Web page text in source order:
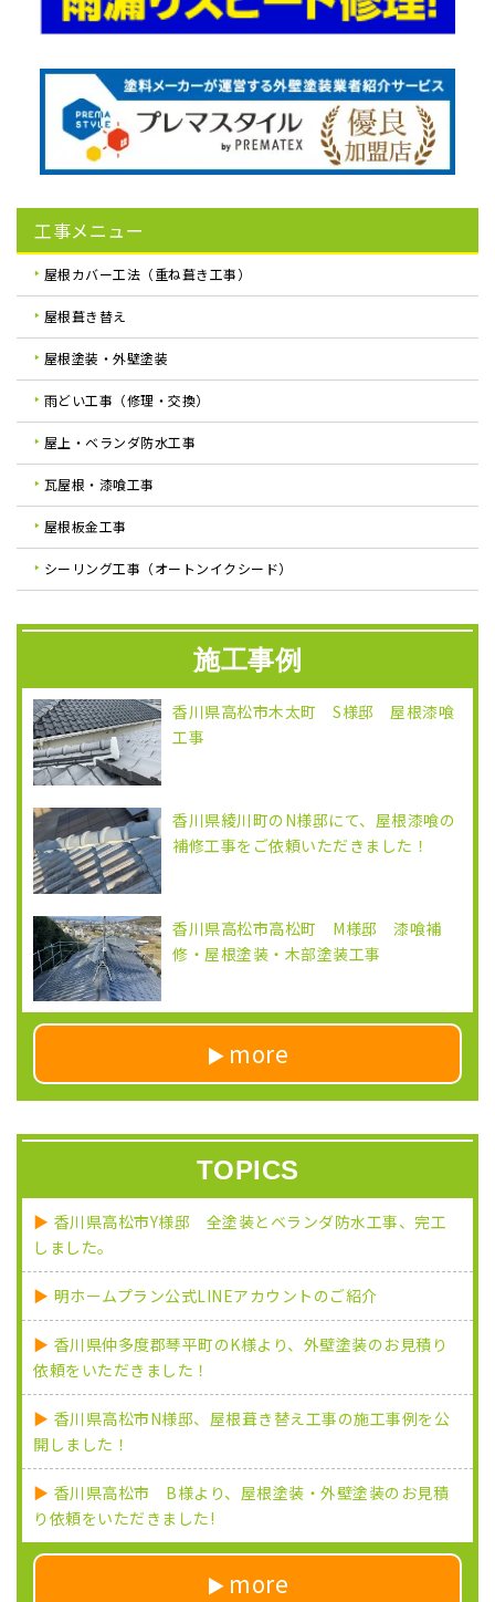
工事メニュー
屋根カバー工法（重ね葺き工事）
屋根葺き替え
屋根塗装・外壁塗装
雨どい工事（修理・交換）
屋上・ベランダ防水工事
瓦屋根・漆喰工事
屋根板金工事
シーリング工事（オートンイクシード）
施工事例
香川県高松市木太町 S様邸 屋根漆喰
工事
香川県綾川町のN様邸にて、屋根漆喰の
補修工事をご依頼いただきました！
香川県高松市高松町 M様邸 漆喰補
修・屋根塗装・木部塗装工事
more
TOPICS
香川県高松市Y様邸 全塗装とベランダ防水工事、完工
しました。
明ホームプラン公式LINEアカウントのご紹介
香川県仲多度郡琴平町のK様より、外壁塗装のお見積り
依頼をいただきました！
香川県高松市N様邸、屋根葺き替え工事の施工事例を公
開しました！
香川県高松市 B様より、屋根塗装・外壁塗装のお見積
り依頼をいただきました!
more